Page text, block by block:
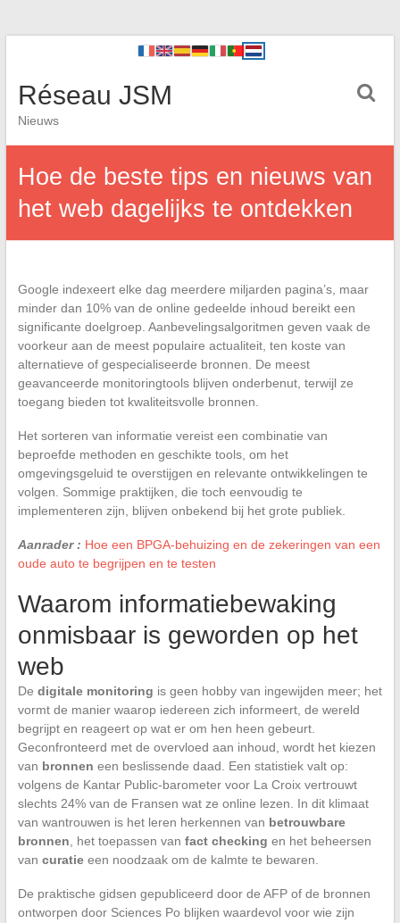
Réseau JSM
Nieuws
Hoe de beste tips en nieuws van
het web dagelijks te ontdekken
Google indexeert elke dag meerdere miljarden pagina’s, maar
minder dan 10% van de online gedeelde inhoud bereikt een
significante doelgroep. Aanbevelingsalgoritmen geven vaak de
voorkeur aan de meest populaire actualiteit, ten koste van
alternatieve of gespecialiseerde bronnen. De meest
geavanceerde monitoringtools blijven onderbenut, terwijl ze
toegang bieden tot kwaliteitsvolle bronnen.
Het sorteren van informatie vereist een combinatie van
beproefde methoden en geschikte tools, om het
omgevingsgeluid te overstijgen en relevante ontwikkelingen te
volgen. Sommige praktijken, die toch eenvoudig te
implementeren zijn, blijven onbekend bij het grote publiek.
Aanrader : Hoe een BPGA-behuizing en de zekeringen van een
oude auto te begrijpen en te testen
Waarom informatiebewaking
onmisbaar is geworden op het
web
De digitale monitoring is geen hobby van ingewijden meer; het
vormt de manier waarop iedereen zich informeert, de wereld
begrijpt en reageert op wat er om hen heen gebeurt.
Geconfronteerd met de overvloed aan inhoud, wordt het kiezen
van bronnen een beslissende daad. Een statistiek valt op:
volgens de Kantar Public-barometer voor La Croix vertrouwt
slechts 24% van de Fransen wat ze online lezen. In dit klimaat
van wantrouwen is het leren herkennen van betrouwbare
bronnen , het toepassen van fact checking en het beheersen
van curatieeen noodzaak om de kalmte te bewaren.
De praktische gidsen gepubliceerd door de AFP of de bronnen
ontworpen door Sciences Po blijken waardevol voor wie zijn